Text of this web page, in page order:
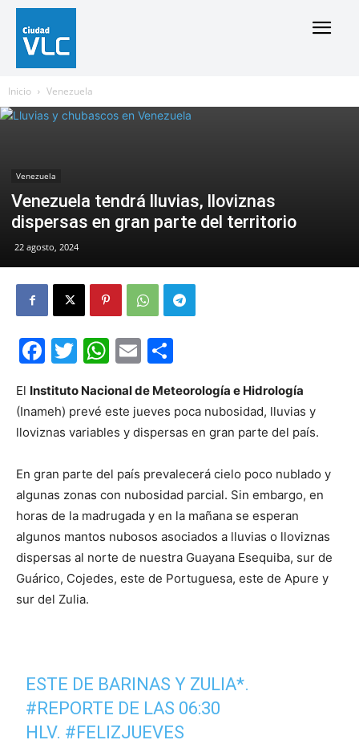
Inicio Venezuela
Venezuela
Venezuela tendrá lluvias, lloviznas
dispersas en gran parte del territorio
22 agosto, 2024
Facebook
Twitter
WhatsApp
Email
El Instituto Nacional de Meteorología e Hidrología
(Inameh) prevé este jueves poca nubosidad, lluvias y
lloviznas variables y dispersas en gran parte del país.
En gran parte del país prevalecerá cielo poco nublado y
algunas zonas con nubosidad parcial. Sin embargo, en
horas de la madrugada y en la mañana se esperan
algunos mantos nubosos asociados a lluvias o lloviznas
dispersas al norte de nuestra Guayana Esequiba, sur de
Guárico, Cojedes, este de Portuguesa, este de Apure y
sur del Zulia.
ESTE DE BARINAS Y ZULIA*.
#REPORTE DE LAS 06:30
HLV. #FELIZJUEVES